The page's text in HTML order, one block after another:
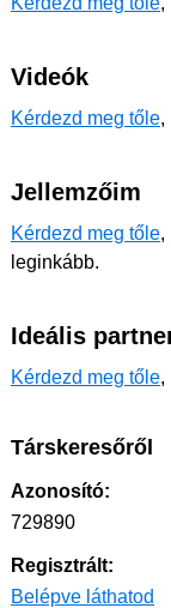
Videók
Kérdezd meg tőle,
Jellemzőim
Kérdezd meg tőle,
leginkább.
Ideális
Kérdezd meg tőle,
Társkeresőről
Azonosító:
729890
Regisztrált:
Belépve láthatod